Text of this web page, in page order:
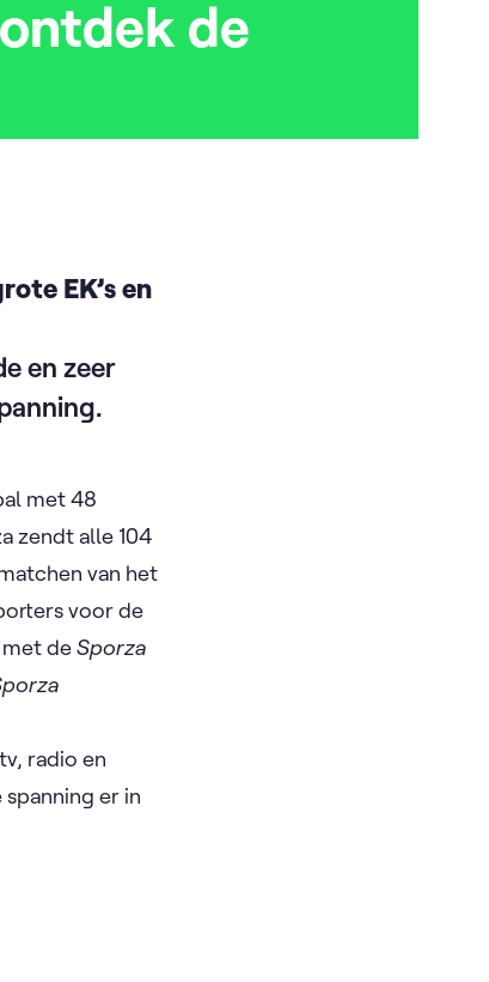
de
EK’s en
en zeer
met 48
zendt alle 104
van het
voor de
met deSporza
radio en
er in